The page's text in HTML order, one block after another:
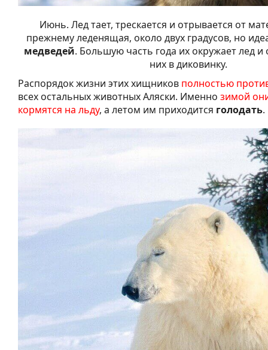
Июнь. Лед тает, трескается и отрывается от
прежнему леденящая, около двух градусов, но
медведей. Большую часть года их окружает лед и
них в диковинку.
Распорядок жизни этих хищников полностью
всех остальных животных Аляски. Именно зимой
кормятся на льду, а летом им приходится голодать.